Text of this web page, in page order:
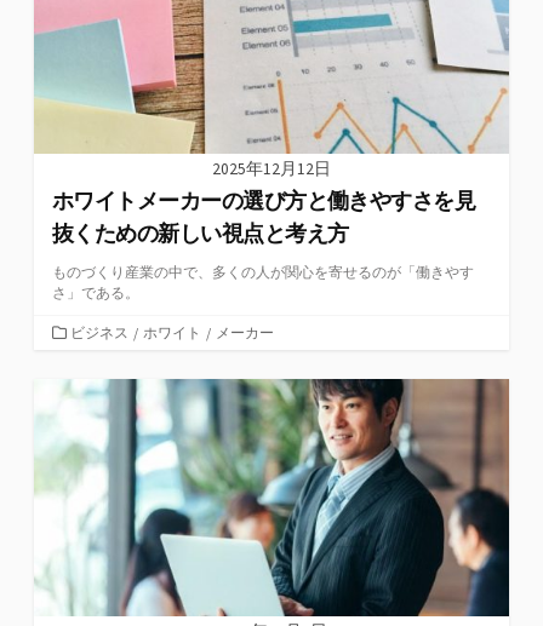
2025年12月12日
ホワイトメーカーの選び方と働きやすさを見
抜くための新しい視点と考え方
ものづくり産業の中で、多くの人が関心を寄せるのが「働きやす
さ」である。
カ
ゴ
リ
ビジネス / ホワイト / メーカー